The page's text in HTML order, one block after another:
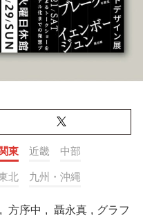
関東 近畿 中部
北 九州・沖縄
, 方序中 , 聶永真 , グラフ